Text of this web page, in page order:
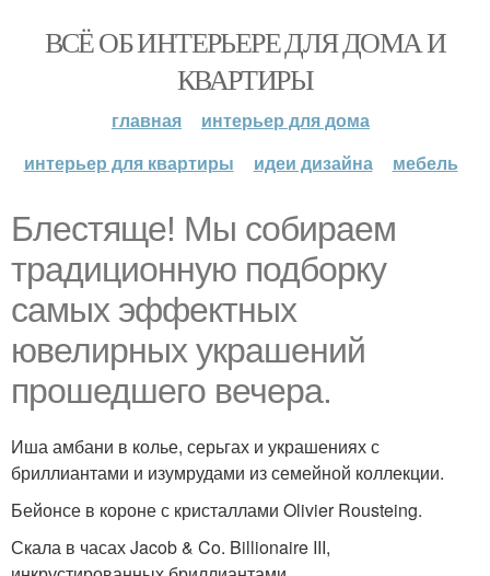
ВСЁ ОБ ИНТЕРЬЕРЕ ДЛЯ ДОМА И
КВАРТИРЫ
главная
интерьер для дома
интерьер для квартиры
идеи дизайна мебель
Блестяще! Мы собираем
традиционную подборку
самых эффектных
ювелирных украшений
прошедшего вечера.
Иша амбани в колье, серьгах и украшениях с
бриллиантами и изумрудами из семейной коллекции.
Бейонсе в короне с кристаллами Olivier Rousteing.
Скала в часах Jacob & Co. Billionaire III,